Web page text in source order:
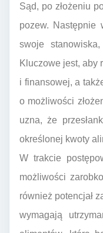
Sąd, po złożeniu
pozew. Następnie
swoje
Kluczowe jest, aby
i finansowej, a
o możliwości
uzna, że
określonej kwoty
W trakcie
możliwości
również potencjał
wymagają